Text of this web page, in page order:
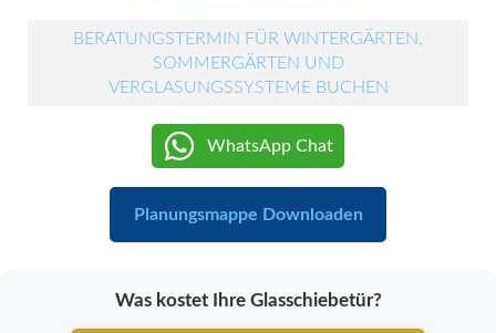
BERATUNGSTERMIN FÜR WINTERGÄRTEN,
SOMMERGÄRTEN UND
VERGLASUNGSSYSTEME BUCHEN
WhatsApp Chat
Planungsmappe Downloaden
Was kostet Ihre Glasschiebetür?